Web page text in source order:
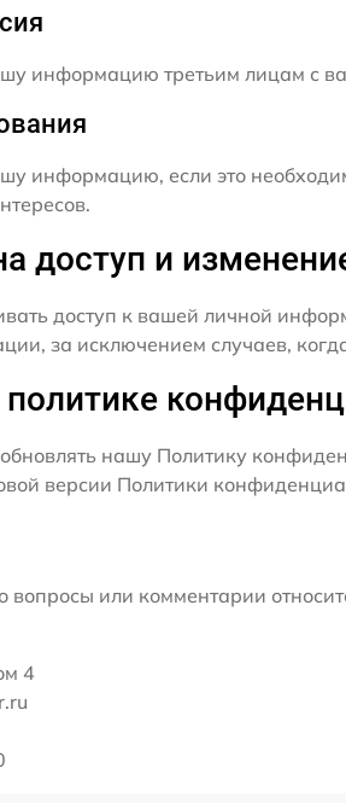
информацию третьим лицам с
информацию, если это
доступ и
доступ к вашей личной
за исключением случаев,
нашу Политику
версии Политики
вопросы или комментарии
4